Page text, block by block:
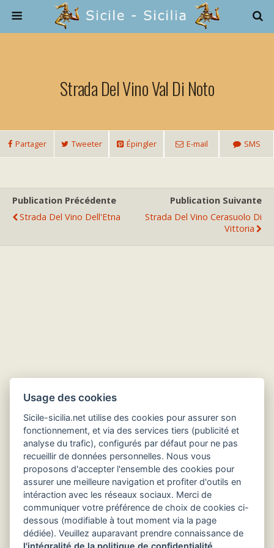
Strada Del Vino Val Di Noto
Partager Tweeter Épingler E-mail SMS
Publication Précédente
Strada Del Vino Dell'Etna
Publication Suivante
Strada Del Vino Cerasuolo Di
Vittoria
Hôtels en Sicile
Usage des cookies
Sicile-sicilia.net utilise des cookies pour assurer son
fonctionnement, et via des services tiers (publicité et
analyse du trafic), configurés par défaut pour ne pas
recueillir de données personnelles. Nous vous
proposons d'accepter l'ensemble des cookies pour
assurer une meilleure navigation et profiter d'outils en
intéraction avec les réseaux sociaux. Merci de
communiquer votre préférence de choix de cookies ci-
dessous (modifiable à tout moment via la page
dédiée). Veuillez auparavant prendre connaissance de
l'intégralité de la politique de confidentialité